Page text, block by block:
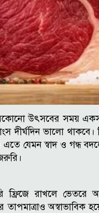
উৎসবের সময়
দীর্ঘদিন ভালো
যেমন স্বাদ ও গন্ধ
রাখলে ভেতরে
তাপমাত্রাও অস্বাভাবিক